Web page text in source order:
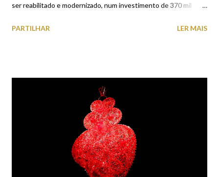
ser reabilitado e modernizado, num investimento de 370 mil
único que presentemente Viana do Castelo ainda dispõe. Esta
requalificação das áreas exteriores de circulação e
estacionamento de embarcações, a beneficiação das redes de
infraestruturas, a recuperação da rampa-varadouro, a instalação
de um novo guincho na rampa e a requalificação e expansão da
área coberta do estaleiro”. É também intenção do município de
Viana do Castelo promover a visitação deste estaleiro
modernizado pelas comunidades escolares, no sentido da
PARTILHAR LER MAIS